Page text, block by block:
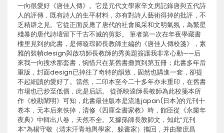
一向很愛好《唐佳人傳》。它是元代文學家辛文房記錄唐與五代詩
人的評傳，既有詩人的生平材料，亦有對詩人藝術得掉的批評，不
乏精辟之見。它從正面反應了唐代的社會風采和文明氣氛，為繁星
殘暴的唐代詩壇留下千古不滅的剪影。 筆者第一次在年夜學藏書
樓里見到的此書，是傅璇琮師長教師主編的《唐佳人傳校箋》，素
雅的裝幀design與啟功師長教師的秀美題簽讓我非常心動——后
來我一向搜求那套書，惋惜只在某舊書攤買到第五冊；此書多年后
重版，封面design已掉往了奇特的韻致，固然也購進一套，卻提
不起細讀的愛好了。當然，二印本至今二十多年亦未重印，在舊書
市場也已炒至低價，此是后話。 從孫映逵師長教師為此校箋本所
作《校勘闡明》可知，此書最佳版本是流進japan(日本)的元刊十
卷本，元本后來佚掉，清修《四庫全書家教》時，館臣從《永樂年
夜典》中輯出八卷，天然不全。又據孫師長教師文，知此“元刊
本”為楊守敬（清末汗青地輿學家、躲書家）攜回，并由黎庶昌